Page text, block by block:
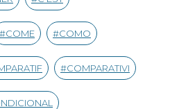
COME COMO
COMPARATIVI